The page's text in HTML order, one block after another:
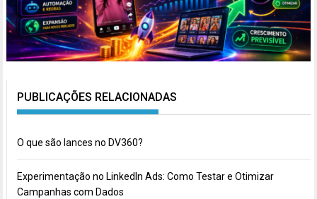
PUBLICAÇÕES RELACIONADAS
O que são lances no DV360?
Experimentação no LinkedIn Ads: Como Testar e Otimizar
Campanhas com Dados